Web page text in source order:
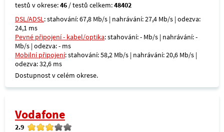
testů v okrese:46 / testů celkem:48402
DSL/ADSL: stahování: 67,8 Mb/s | nahrávání: 27,4 Mb/s | odezva:
24,1 ms
Pevné připojení - kabel/optika: stahování: - Mb/s | nahrávání: -
Mb/s | odezva: - ms
Mobilní připojení: stahování: 58,2 Mb/s | nahrávání: 20,6 Mb/s |
odezva: 32,6 ms
Dostupnost v celém okrese.
Vodafone
2.9